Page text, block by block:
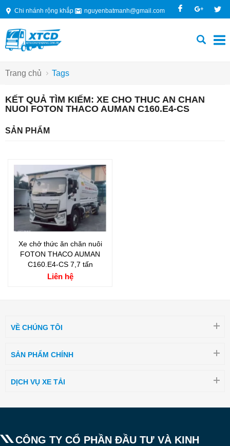
Chi nhánh rộng khắp nguyenbatmanh@gmail.com
Trang chủ Tags
KẾT QUẢ TÌM KIẾM: XE CHO THUC AN CHAN
NUOI FOTON THACO AUMAN C160.E4-CS
SẢN PHẨM
Xe chở thức ăn chăn nuôi
FOTON THACO AUMAN
C160.E4-CS 7,7 tấn
Liên hệ
VỀ CHÚNG TÔI
SẢN PHẨM CHÍNH
DỊCH VỤ XE TẢI
CÔNG TY CỔ PHẦN ĐẦU TƯ VÀ KINH